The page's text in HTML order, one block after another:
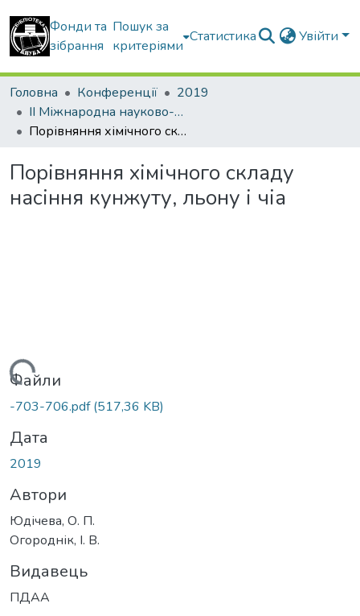
Фонди та
зібрання
Пошук за
критеріями
Статистика Увійти
Головна Конференції
2019
ІІ Міжнародна науково-практична конференція (заочна форма) « Формування та перспективи розвитку підприємницьких структур в рамках інтеграції до європейського простору»
Порівняння хімічного складу насіння кунжуту, льону і чіа
Порівняння хімічного складу
насіння кунжуту, льону і чіа
Файли
-703-706.pdf(517,36 KB)
Дата
2019
Автори
Юдічева, О. П.
Огороднік, І. В.
Видавець
ПДАА